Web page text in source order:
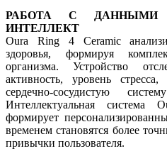
РАБОТА С ДАННЫМИ
ИНТЕЛЛЕКТ
Oura Ring 4 Ceramic
здоровья, формируя
организма. Устройство
активность, уровень стресса,
сердечно-сосудистую
Интеллектуальная
формирует
временем становятся более
привычки пользователя.